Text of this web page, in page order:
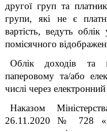
другої груп та
групи, які не є
вартість, ведуть
помісячного
Облік доходів та
паперовому та/або
числі через електронний
Наказом
26.11.2020 № 728